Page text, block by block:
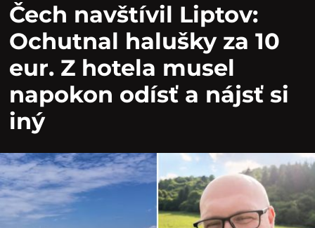
Čech navštívil Liptov:
Ochutnal halušky za 10
eur. Z hotela musel
napokon odísť a nájsť si
iný